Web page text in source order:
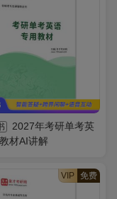
2027年考研单考英
材AI讲解
VIP 免费